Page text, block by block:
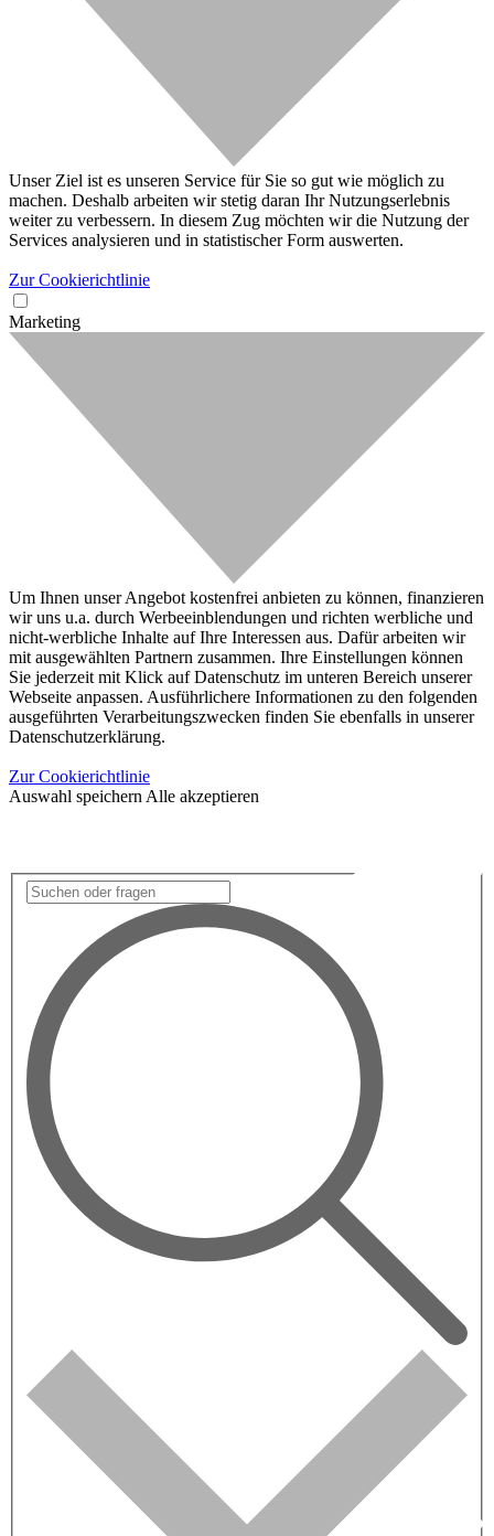
Unser Ziel ist es unseren Service für Sie so gut wie möglich zu
machen. Deshalb arbeiten wir stetig daran Ihr Nutzungserlebnis
weiter zu verbessern. In diesem Zug möchten wir die Nutzung der
Services analysieren und in statistischer Form auswerten.
Zur Cookierichtlinie
Marketing
Um Ihnen unser Angebot kostenfrei anbieten zu können, finanzieren
wir uns u.a. durch Werbeeinblendungen und richten werbliche und
nicht-werbliche Inhalte auf Ihre Interessen aus. Dafür arbeiten wir
mit ausgewählten Partnern zusammen. Ihre Einstellungen können
Sie jederzeit mit Klick auf Datenschutz im unteren Bereich unserer
Webseite anpassen. Ausführlichere Informationen zu den folgenden
ausgeführten Verarbeitungszwecken finden Sie ebenfalls in unserer
Datenschutzerklärung.
Zur Cookierichtlinie
Auswahl speichern Alle akzeptieren